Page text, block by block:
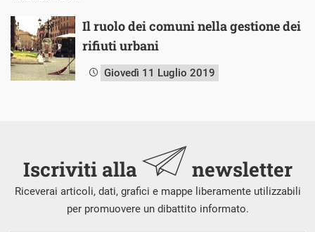
Il ruolo dei comuni nella gestione dei
rifiuti urbani
Giovedì 11 Luglio 2019
Iscriviti alla newsletter
Riceverai articoli, dati, grafici e mappe liberamente utilizzabili
per promuovere un dibattito informato.